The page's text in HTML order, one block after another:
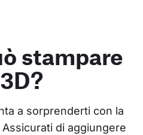
stampare
a sorprenderti con la
di aggiungere